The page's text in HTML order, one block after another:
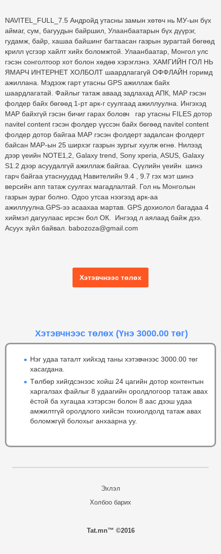
NAVITEL_FULL_7.5 Андройд утасны замын хөтөч нь МУ-ын бүх
аймаг, сум, багуудын байршил, Улаанбаатарын бүх дүүрэг,
гудамж, байр, хашаа байшинг багтаасан газрын зурагтай бөгөөд
крилл үсгээр хайлт хийх боломжтой. Улаанбаатар, Монгол улс
гэсэн сонголтоор хот болон хөдөө хэрэглэнэ. ХАМГИЙН ГОЛ НЬ
ЯМАРЧ ИНТЕРНЕТ ХОЛБОЛТ шаардлагагүй ОФФЛАЙН горимд
ажиллана. Мэдээж гарт утасны GPS ажиллаж байх
шаардлагатай. Файлыг татаж аваад задлахад АПК, МАР гэсэн
фолдер байх бөгөөд 1-рт арк-г суулгаад ажиллуулна. Ингэхэд
МАР байхгүй гэсэн бичиг гарах боловч гар утасны FILES дотор
navitel content гэсэн фолдер үүссэн байх бөгөөд navitel content
фолдер дотор байгаа МАР гэсэн фолдерт задалсан фолдерт
байсан МАР-ын 25 ширхэг газрын зургыг хуулж өгнө. Нилээд
дээр үеийн NOTE1,2, Galaxy trend, Sony xperia, ASUS, Galaxy
S1.2 дээр асуудалгүй ажиллаж байгаа. Сүүлийн үеийн шинэ
гарч байгаа утаснуудад Навителийн 9.4 , 9.7 гэх мэт шинэ
версийн апп татаж суулгах магадлалтай. Гол нь Монголын
газрын зураг болно. Одоо утсаа нээгээд арк-аа
ажиллуулна.GPS-ээ асаахаа мартав. GPS дохиолол багадаа 4
хиймэл дагуулаас ирсэн бол ОК. Ингээд л аялаад байж дээ.
Асуух зүйл байвал. babozoza@gmail.com
Хэтэвчнээс төлөх
Хэтэвчнээс төлөх (Үнэ 3000.00 төг)
Нэг удаа таталт хийхэд таны хэтэвчнээс 3000.00 төг
хасагдана.
Төлбөр хийгдсэнээс хойш 24 цагийн дотор контентын
харгалзах файлыг 8 удаагийн оролдлогоор татаж авах
ёстой ба хугацаа хэтэрсэн болон 8 аас дээш удаа
амжилтгүй оролдлого хийсэн тохиолдолд татаж авах
боломжгүй болохыг анхаарна уу.
Эхлэл
Холбоо барих
Tat.mn™ ©2016